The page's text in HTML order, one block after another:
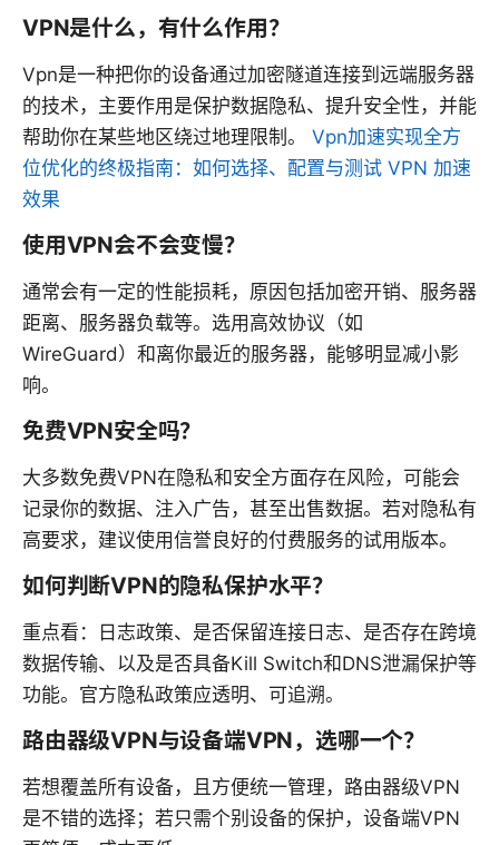
VPN是什么，有什么作用？
Vpn是一种把你的设备通过加密隧道连接到远端服务器
的技术，主要作用是保护数据隐私、提升安全性，并能
帮助你在某些地区绕过地理限制。 Vpn加速实现全方
位优化的终极指南：如何选择、配置与测试 VPN 加速
效果
使用VPN会不会变慢？
通常会有一定的性能损耗，原因包括加密开销、服务器
距离、服务器负载等。选用高效协议（如
WireGuard）和离你最近的服务器，能够明显减小影
响。
免费VPN安全吗？
大多数免费VPN在隐私和安全方面存在风险，可能会
记录你的数据、注入广告，甚至出售数据。若对隐私有
高要求，建议使用信誉良好的付费服务的试用版本。
如何判断VPN的隐私保护水平？
重点看：日志政策、是否保留连接日志、是否存在跨境
数据传输、以及是否具备Kill Switch和DNS泄漏保护等
功能。官方隐私政策应透明、可追溯。
路由器级VPN与设备端VPN，选哪一个？
若想覆盖所有设备，且方便统一管理，路由器级VPN
是不错的选择；若只需个别设备的保护，设备端VPN